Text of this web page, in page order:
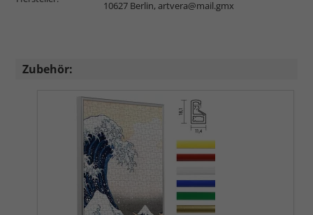
10627 Berlin,artvera@mail.gmx
Zubehör: